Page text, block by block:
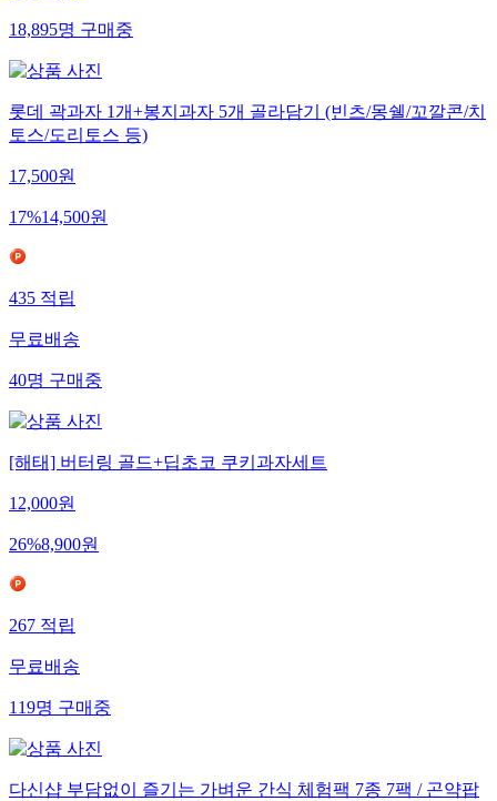
18,895명 구매중
롯데 곽과자 1개+봉지과자 5개 골라담기 (빈츠/몽쉘/꼬깔콘/치
토스/도리토스 등)
17,500원
17%14,500원
435 적립
무료배송
40명 구매중
[해태] 버터링 골드+딥초코 쿠키과자세트
12,000원
26%8,900원
267 적립
무료배송
119명 구매중
다신샵 부담없이 즐기는 가벼운 간식 체험팩 7종 7팩 / 곤약팝